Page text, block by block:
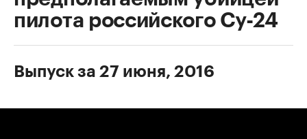
пилота российского Су-24
Выпуск за 27 июня, 2016